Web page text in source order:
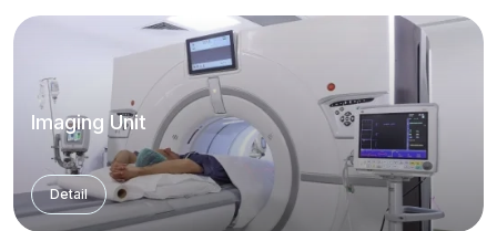
Imaging Unit
Detail